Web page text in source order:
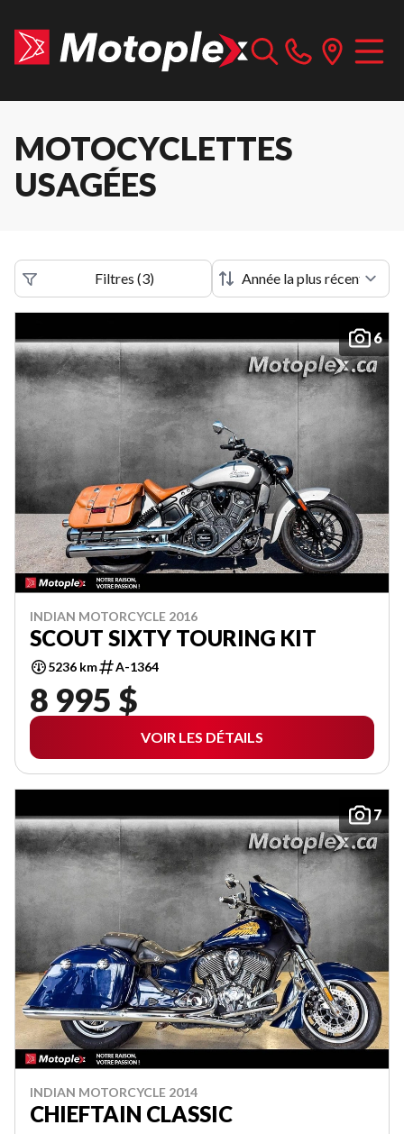
MOTOCYCLETTES
USAGÉES
Filtres (3)
6
INDIAN MOTORCYCLE 2016
SCOUT SIXTY TOURING KIT
5236 km A-1364
8 995 $
VOIR LES DÉTAILS
7
INDIAN MOTORCYCLE 2014
CHIEFTAIN CLASSIC